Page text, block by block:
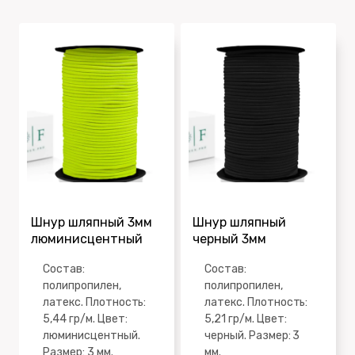
Шнур шляпный 3мм
люминисцентный
Состав:
полипропилен,
латекс. Плотность:
5,44 гр/м. Цвет:
люминисцентный.
Шнур шляпный
черный 3мм
Состав:
полипропилен,
латекс. Плотность:
5,21 гр/м. Цвет:
черный. Размер: 3